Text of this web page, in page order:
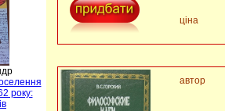
року:
ціна
автор